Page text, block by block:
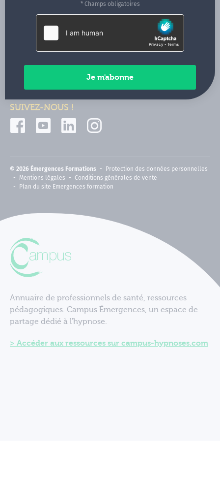
* Champs obligatoires
35000 Rennes
02 99 05 25 47
Contactez-nous
Paiements sécurisés
SUIVEZ-NOUS !
© 2026 Émergences Formations
Protection des données personnelles
Mentions légales
Conditions générales de vente
Plan du site Emergences formation
Annuaire de professionnels de santé, ressources
pédagogiques. Campus Émergences, un espace de
partage dédié à l'hypnose.
Accéder aux ressources sur campus-hypnoses.com